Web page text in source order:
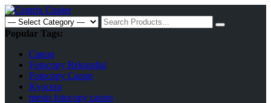
Skip
to
content
Search
for:
Popular Tags:
Canon
Fotocopy Rekondisi
Fotocopy Canon
Kyocera
mesin fotocopy canon